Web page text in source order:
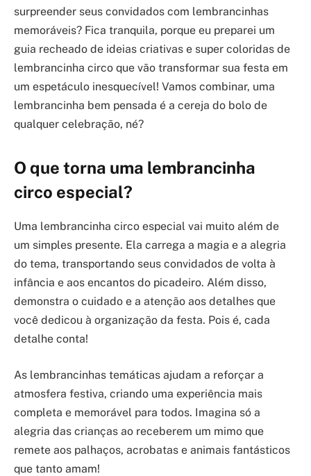
surpreender seus convidados com lembrancinhas
memoráveis? Fica tranquila, porque eu preparei um
guia recheado de ideias criativas e super coloridas de
lembrancinha circo que vão transformar sua festa em
um espetáculo inesquecível! Vamos combinar, uma
lembrancinha bem pensada é a cereja do bolo de
qualquer celebração, né?
O que torna uma lembrancinha
circo especial?
Uma lembrancinha circo especial vai muito além de
um simples presente. Ela carrega a magia e a alegria
do tema, transportando seus convidados de volta à
infância e aos encantos do picadeiro. Além disso,
demonstra o cuidado e a atenção aos detalhes que
você dedicou à organização da festa. Pois é, cada
detalhe conta!
As lembrancinhas temáticas ajudam a reforçar a
atmosfera festiva, criando uma experiência mais
completa e memorável para todos. Imagina só a
alegria das crianças ao receberem um mimo que
remete aos palhaços, acrobatas e animais fantásticos
que tanto amam!